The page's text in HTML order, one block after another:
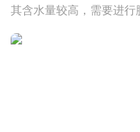
其含水量较高，需要进
泛应用于酒糟脱水领域。